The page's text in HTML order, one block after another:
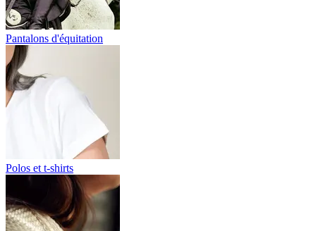
Pantalons d'équitation
Polos et t-shirts